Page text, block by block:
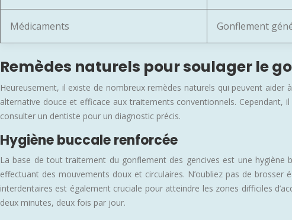
Médicaments Gonflement
Remèdes naturels pour soulager le
Heureusement, il existe de nombreux remèdes naturels qui peuvent
alternative douce et efficace aux traitements conventionnels. Cependant,
consulter un dentiste pour un diagnostic précis.
Hygiène buccale renforcée
La base de tout traitement du gonflement des gencives est une hygiène
effectuant des mouvements doux et circulaires. N’oubliez pas de
interdentaires est également cruciale pour atteindre les zones difficiles
deux minutes, deux fois par jour.